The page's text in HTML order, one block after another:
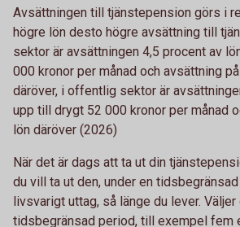
Avsättningen till tjänstepension görs i
högre lön desto högre avsättning till
sektor är avsättningen 4,5 procent av
000 kronor per månad och avsättning
däröver, i offentlig sektor är
upp till drygt 52 000 kronor per månad
lön däröver (2026)
När det är dags att ta ut din
du vill ta ut den, under en
livsvarigt uttag, så länge du lever. Väljer
tidsbegränsad period, till exempel fem